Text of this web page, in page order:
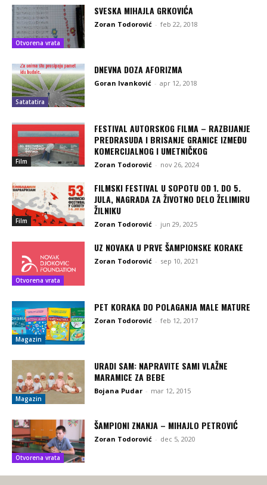
Otvorena vrata
SVESKA MIHAJLA GRKOVIĆA
Zoran Todorović - feb 22, 2018
Satatatira
DNEVNA DOZA AFORIZMA
Goran Ivanković - apr 12, 2018
Film
FESTIVAL AUTORSKOG FILMA – RAZBIJANJE
PREDRASUDA I BRISANJE GRANICE IZMEĐU
KOMERCIJALNOG I UMETNIČKOG
Zoran Todorović - nov 26, 2024
Film
FILMSKI FESTIVAL U SOPOTU OD 1. DO 5.
JULA, NAGRADA ZA ŽIVOTNO DELO ŽELIMIRU
ŽILNIKU
Zoran Todorović - jun 29, 2025
Otvorena vrata
UZ NOVAKA U PRVE ŠAMPIONSKE KORAKE
Zoran Todorović - sep 10, 2021
Magazin
PET KORAKA DO POLAGANJA MALE MATURE
Zoran Todorović - feb 12, 2017
Magazin
URADI SAM: NAPRAVITE SAMI VLAŽNE
MARAMICE ZA BEBE
Bojana Pudar - mar 12, 2015
Otvorena vrata
ŠAMPIONI ZNANJA – MIHAJLO PETROVIĆ
Zoran Todorović - dec 5, 2020